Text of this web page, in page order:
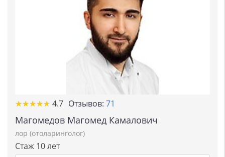
★★★★★
★★★★★ 4.7 Отзывов: 71
Магомедов Магомед Камалович
лор (отоларинголог)
Стаж 10 лет